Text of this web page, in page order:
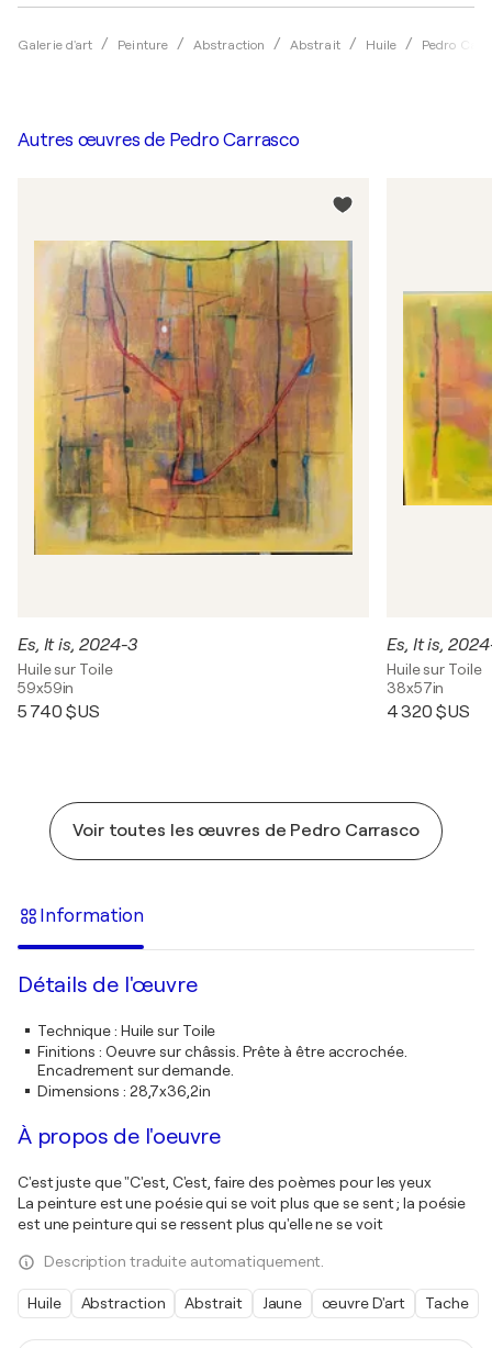
Galerie d'art Peinture Abstraction Abstrait Huile Pedro
Autres œuvres de Pedro Carrasco
Es, It is, 2024-3
Huile sur Toile
59x59in
5 740 $US
Es, It is,
Huile sur Toile
38x57in
4 320 $US
Voir toutes les œuvres de Pedro Carrasco
Information
Détails de l'œuvre
Technique: Huile sur Toile
Finitions : Oeuvre sur châssis. Prête à être accrochée.
Encadrement sur demande.
Dimensions : 28,7x36,2in
À propos de l'oeuvre
C'est juste que "C'est, C'est, faire des poèmes pour les yeux
La peinture est une poésie qui se voit plus que se sent ; la poésie
est une peinture qui se ressent plus qu'elle ne se voit
Description traduite automatiquement.
Huile Abstraction Abstrait Jaune œuvre D'art Tache